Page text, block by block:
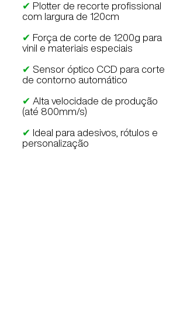
✔ Plotter de recorte profissional
com largura de 120cm
✔ Força de corte de 1200g para
vinil e materiais especiais
✔ Sensor óptico CCD para corte
de contorno automático
✔ Alta velocidade de produção
(até 800mm/s)
✔ Ideal para adesivos, rótulos e
personalização